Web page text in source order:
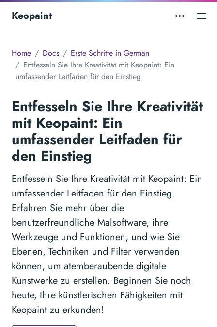
Keopaint
Home Docs
Erste Schritte in German
Entfesseln Sie Ihre Kreativität mit Keopaint: Ein
umfassender Leitfaden für den Einstieg
Entfesseln Sie Ihre Kreativität
mit Keopaint: Ein
umfassender Leitfaden für
den Einstieg
Entfesseln Sie Ihre Kreativität mit Keopaint: Ein
umfassender Leitfaden für den Einstieg.
Erfahren Sie mehr über die
benutzerfreundliche Malsoftware, ihre
Werkzeuge und Funktionen, und wie Sie
Ebenen, Techniken und Filter verwenden
können, um atemberaubende digitale
Kunstwerke zu erstellen. Beginnen Sie noch
heute, Ihre künstlerischen Fähigkeiten mit
Keopaint zu erkunden!